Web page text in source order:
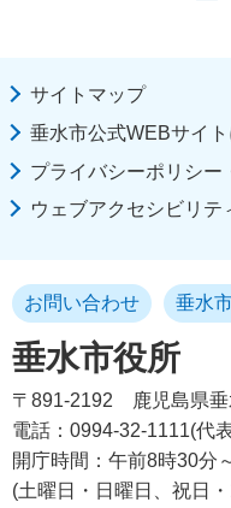
サイトマップ
垂水市公式WEBサイ
プライバシーポリシー
ウェブアクセシビリテ
垂水市役所
お問い合わせ 垂水
〒891-2192
鹿児島県
電話：0994-32-1111(代
開庁時間：午前8時30分
(土曜日・日曜日、祝日